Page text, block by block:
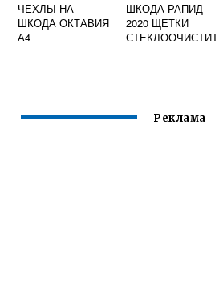
ЧЕХЛЫ НА
ШКОДА ОКТАВИЯ
А4
ШКОДА РАПИД
2020 ЩЕТКИ
СТЕКЛООЧИСТИТ
Реклама